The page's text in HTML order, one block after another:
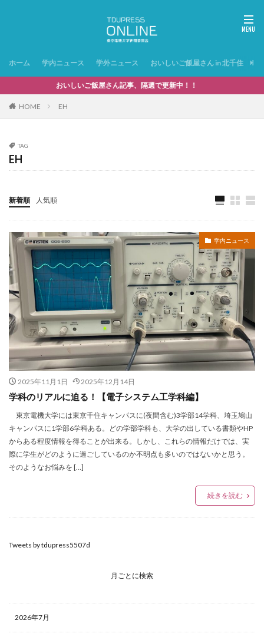
ホーム 学内ニュース 学外ニュース おいしいご飯屋さん in 北千住
おいしいご飯屋さん記事、隔週で更新中！！
HOME EH
TAG
EH
新着順 人気順
学内ニュース
2025年11月1日 2025年12月14日
学科のリアルに迫る！【電子システム工学科編】
東京電機大学には東京千住キャンパスに(夜間含む)3学部14学科、埼玉鳩山
キャンパスに1学部6学科ある。どの学部学科も、大学の出している書類やHP
からある程度情報を得ることが出来る。しかし、これらの情報だけでは、実
際に学生がどのように過ごしているのか不明点も多いのではないかと思う。
そのようなお悩みを […]
続きを読む
Tweets by tdupress5507d
月ごとに検索
2026年7月